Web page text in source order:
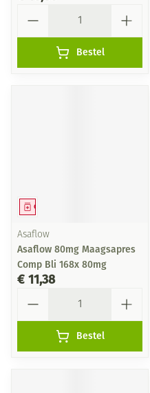
Bestel
Geneesmiddel
Asaflow
Asaflow 80mg Maagsapres
Comp Bli 168x 80mg
€ 11,38
Bestel